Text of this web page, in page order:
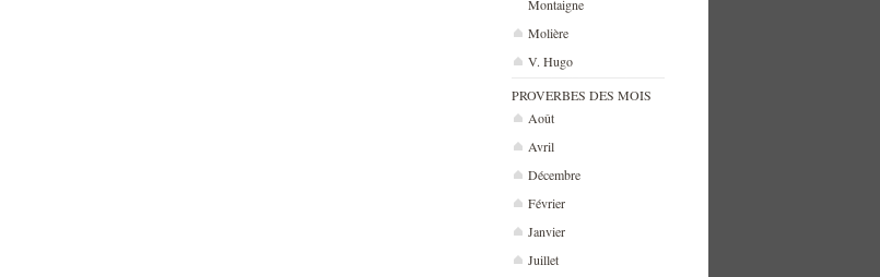
Montaigne
Molière
V. Hugo
PROVERBES DES MOIS
Août
Avril
Décembre
Février
Janvier
Juillet